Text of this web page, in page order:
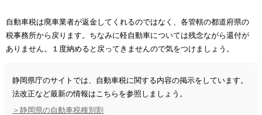
自動車税は廃車業者が返金してくれるのではなく、各管轄の都道府県の
税事務所から戻ります。ちなみに軽自動車については残念ながら還付が
ありません。１度納めると戻ってきませんので気をつけましょう。
静岡県庁のサイトでは、自動車税に関する内容の掲示をしています。
法改正など最新の情報はこちらを参照しましょう。
＞静岡県の自動車税種別割